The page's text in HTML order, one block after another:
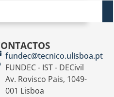
fundec@tecnico.ulisboa.pt
FUNDEC - IST - DECivil
Av. Rovisco Pais, 1049-
001 Lisboa